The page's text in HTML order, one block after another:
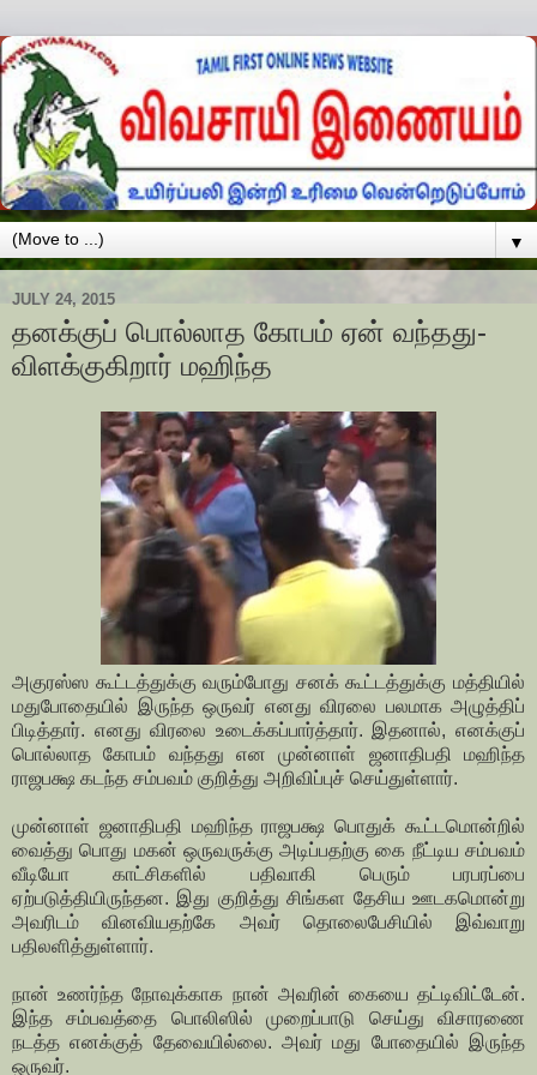
▼
JULY 24, 2015
தனக்குப் பொல்லாத கோபம் ஏன் வந்தது-
விளக்குகிறார் மஹிந்த
அகுரஸ்ஸ கூட்டத்துக்கு வரும்போது சனக் கூட்டத்துக்கு மத்தியில்
மதுபோதையில் இருந்த ஒருவர் எனது விரலை பலமாக அழுத்திப்
பிடித்தார். எனது விரலை உடைக்கப்பார்த்தார். இதனால், எனக்குப்
பொல்லாத கோபம் வந்தது என முன்னாள் ஜனாதிபதி மஹிந்த
ராஜபக்ஷ கடந்த சம்பவம் குறித்து அறிவிப்புச் செய்துள்ளார்.
முன்னாள் ஜனாதிபதி மஹிந்த ராஜபக்ஷ பொதுக் கூட்டமொன்றில்
வைத்து பொது மகன் ஒருவருக்கு அடிப்பதற்கு கை நீட்டிய சம்பவம்
வீடியோ காட்சிகளில் பதிவாகி பெரும் பரபரப்பை
ஏற்படுத்தியிருந்தன. இது குறித்து சிங்கள தேசிய ஊடகமொன்று
அவரிடம் வினவியதற்கே அவர் தொலைபேசியில் இவ்வாறு
பதிலளித்துள்ளார்.
நான் உணர்ந்த நோவுக்காக நான் அவரின் கையை தட்டிவிட்டேன்.
இந்த சம்பவத்தை பொலிஸில் முறைப்பாடு செய்து விசாரணை
நடத்த எனக்குத் தேவையில்லை. அவர் மது போதையில் இருந்த
ஒருவர்.